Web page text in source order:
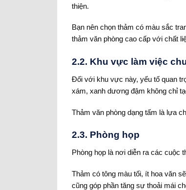
thiện.
Bạn nên chọn thảm có màu sắc
thảm văn phòng cao cấp với chất
2.2. Khu vực làm việc
Đối với khu vực này, yếu tố quan
xám, xanh dương đậm không chỉ
Thảm văn phòng dạng tấm là lựa
2.3. Phòng họp
Phòng họp là nơi diễn ra các cuộc
Thảm có tông màu tối, ít hoa văn
cũng góp phần tăng sự thoải mái